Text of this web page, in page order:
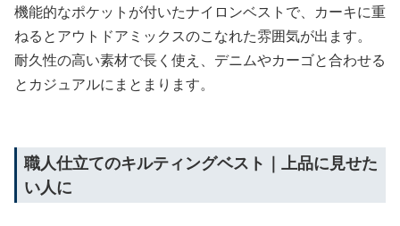
機能的なポケットが付いたナイロンベストで、カーキに重
ねるとアウトドアミックスのこなれた雰囲気が出ます。
耐久性の高い素材で長く使え、デニムやカーゴと合わせる
とカジュアルにまとまります。
職人仕立てのキルティングベスト｜上品に見せた
い人に